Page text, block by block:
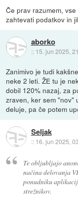
Če prav razumem,
zahtevati podatkov in
aborko
:: 15. jun 2025,
Zanimivo je tudi
neke 2 leti. ŽE tu je
dobil 120% nazaj, za
zraven, ker sem "nov"
deluje, pa če potem
Seljak
:: 16. jun 2025,
Te obljubljajo
načina delovanja
ponudniku
strežnikov.